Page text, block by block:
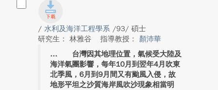
/ 水利及海洋工程學系 /93/ 碩士
研究生： 林雅谷
指導教授： 顏沛華
台灣因其地理位置，氣候受大陸及
海洋氣團影響，每年10月到翌年4月吹東
北季風，6月到9月間又有颱風入侵，故
地形平坦之沙質海岸風吹沙現象相當明